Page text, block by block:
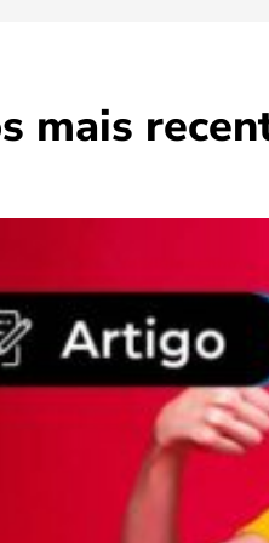
mais